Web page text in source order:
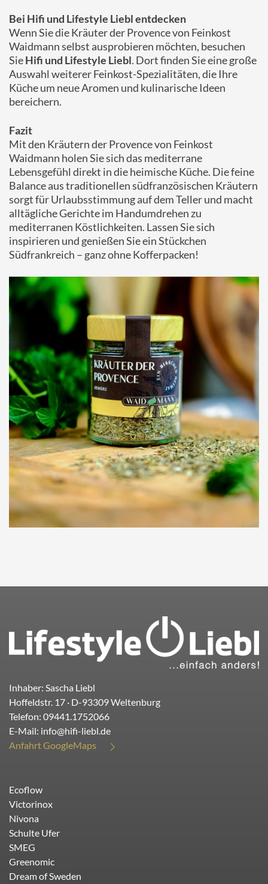
Bei Hifi und Lifestyle Liebl entdecken
Wenn Sie die Kräuter der Provence von Feinkost
Waidmann selbst ausprobieren möchten, besuchen
SieHifi und Lifestyle Liebl. Dort finden Sie eine große
Auswahl weiterer Feinkost-Spezialitäten, die Ihre
Küche um neue Aromen und kulinarische Ideen
bereichern.
Fazit
Mit den Kräutern der Provence von Feinkost
Waidmann holen Sie sich das mediterrane
Lebensgefühl direkt in die heimische Küche. Die feine
Balance aus traditionellen südfranzösischen Kräutern
sorgt für Urlaubsstimmung auf dem Teller und macht
alltägliche Gerichte im Handumdrehen zu
mediterranen Köstlichkeiten. Lassen Sie sich
inspirieren und genießen Sie ein Stückchen
Südfrankreich – ganz ohne Kofferpacken!
Inhaber: Sascha Liebl
Hoffeldstr. 17 · D-93309Weltenburg
Telefon: 09441.1752066
E-Mail: info@hifi-liebl.de
Anfahrt GoogleMaps
Ecoflow
Victorinox
Nivona
Schulte Ufer
SMEG
Greenomic
Dream of Sweden